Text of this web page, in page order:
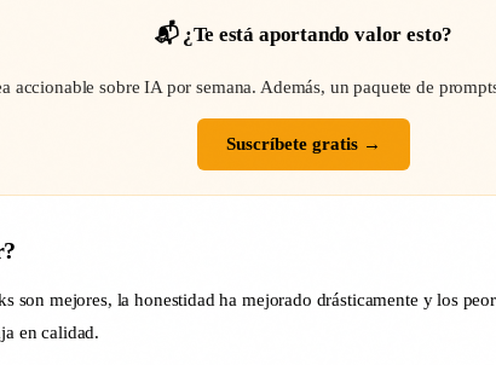
📬 ¿Te está aportando valor esto?
accionable sobre IA por semana. Además, un paquete de
Suscríbete gratis →
son mejores, la honestidad ha mejorado drásticamente y los
en calidad.